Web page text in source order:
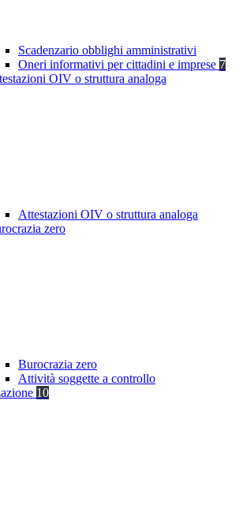
Scadenzario obblighi amministrativi
Oneri informativi per cittadini e imprese 7
OIV o struttura analoga
Attestazioni OIV o struttura analoga
zero
Burocrazia zero
Attività soggette a controllo
10